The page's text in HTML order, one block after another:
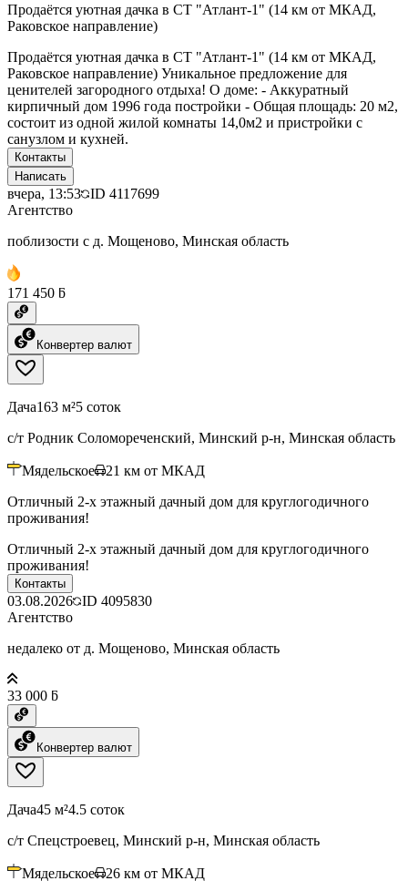
Продаётся уютная дачка в СТ "Атлант-1" (14 км от МКАД,
Раковское направление)
Продаётся уютная дачка в СТ "Атлант-1" (14 км от МКАД,
Раковское направление) Уникальное предложение для
ценителей загородного отдыха! О доме: - Аккуратный
кирпичный дом 1996 года постройки - Общая площадь: 20 м2,
состоит из одной жилой комнаты 14,0м2 и пристройки с
санузлом и кухней.
Контакты
Написать
вчера, 13:53 ID 4117699
Агентство
поблизости с д. Мощеново, Минская область
171 450 ƃ
Конвертер валют
Дача163 м²5 соток
с/т Родник Соломореченский, Минский р-н, Минская область
Мядельское 21 км от МКАД
Отличный 2-х этажный дачный дом для круглогодичного
проживания!
Отличный 2-х этажный дачный дом для круглогодичного
проживания!
Контакты
03.08.2026 ID 4095830
Агентство
недалеко от д. Мощеново, Минская область
33 000 ƃ
Конвертер валют
Дача45 м²4.5 соток
с/т Спецстроевец, Минский р-н, Минская область
Мядельское 26 км от МКАД